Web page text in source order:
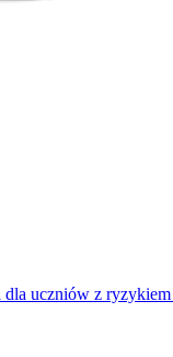
uczniów z ryzykiem